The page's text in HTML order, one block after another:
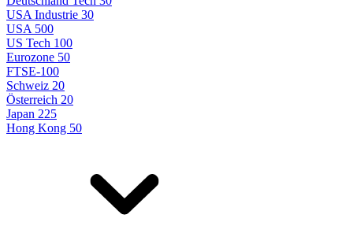
USA Industrie 30
USA 500
US Tech 100
Eurozone 50
FTSE-100
Schweiz 20
Österreich 20
Japan 225
Hong Kong 50